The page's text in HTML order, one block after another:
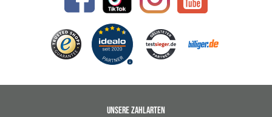
UNSERE ZAHLARTEN